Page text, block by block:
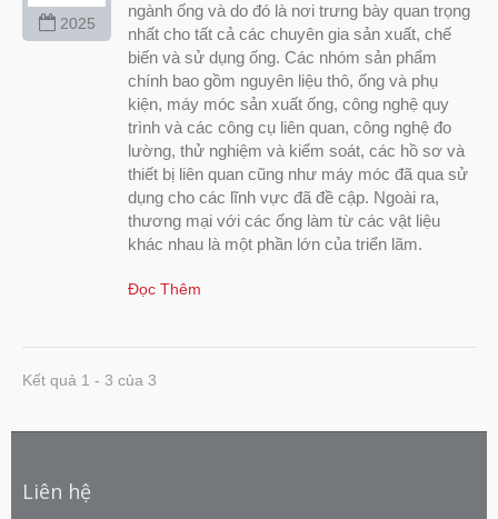
2025
ngành ống và do đó là nơi trưng bày quan trọng
nhất cho tất cả các chuyên gia sản xuất, chế
biến và sử dụng ống. Các nhóm sản phẩm
chính bao gồm nguyên liệu thô, ống và phụ
kiện, máy móc sản xuất ống, công nghệ quy
trình và các công cụ liên quan, công nghệ đo
lường, thử nghiệm và kiểm soát, các hồ sơ và
thiết bị liên quan cũng như máy móc đã qua sử
dụng cho các lĩnh vực đã đề cập. Ngoài ra,
thương mại với các ống làm từ các vật liệu
khác nhau là một phần lớn của triển lãm.
Đọc Thêm
Kết quả 1 - 3 của 3
Liên hệ